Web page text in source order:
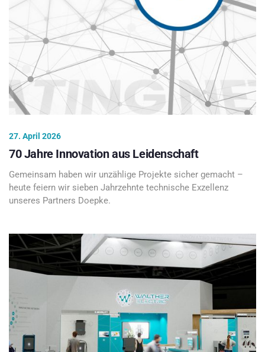
27. April 2026
70 Jahre Innovation aus Leidenschaft
Gemeinsam haben wir unzählige Projekte sicher gemacht –
heute feiern wir sieben Jahrzehnte technische Exzellenz
unseres Partners Doepke.